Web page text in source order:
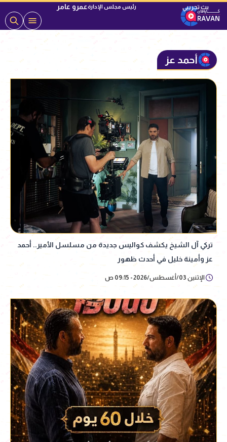
رئيس مجلس الإدارةعمرو عامر
أحمد عز
تركي آل الشيخ يكشف كواليس جديدة من مسلسل الأمير.. أحمد
عز وأمينة خليل في أحدث ظهور
الإثنين 03/أغسطس/2026 - 09:15 ص